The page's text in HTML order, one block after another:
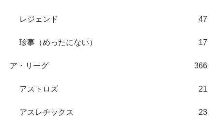
レジェンド 47
珍事（めったにない） 17
ア・リーグ 366
アストロズ 21
アスレチックス 23